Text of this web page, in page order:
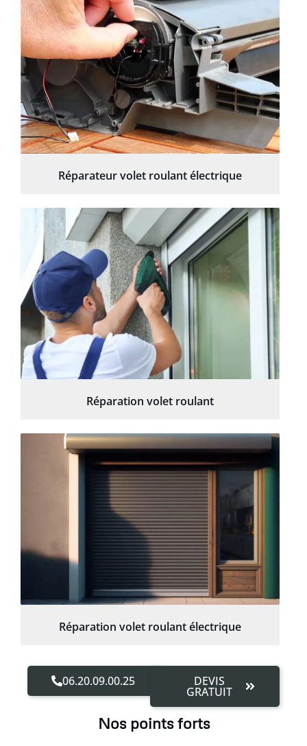
Réparateur volet roulant électrique
Réparation volet roulant
Réparation volet roulant électrique
06.20.09.00.25 DEVIS
GRATUIT
Nos points forts